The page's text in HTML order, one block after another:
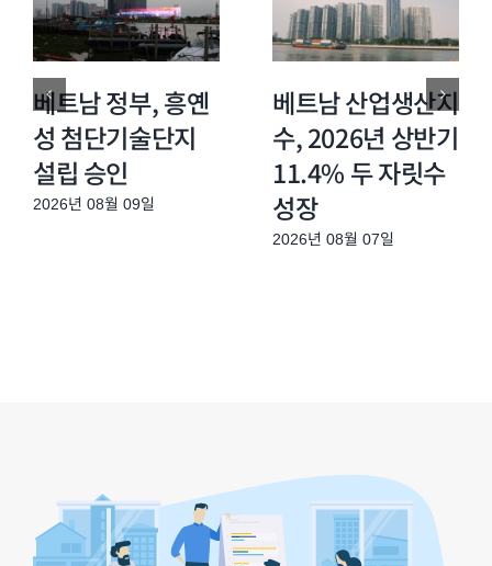
베트남 정부, 흥옌
성 첨단기술단지
설립 승인
2026년 08월 09일
베트남 산업생산지
수, 2026년 상반기
11.4% 두 자릿수
성장
2026년 08월 07일